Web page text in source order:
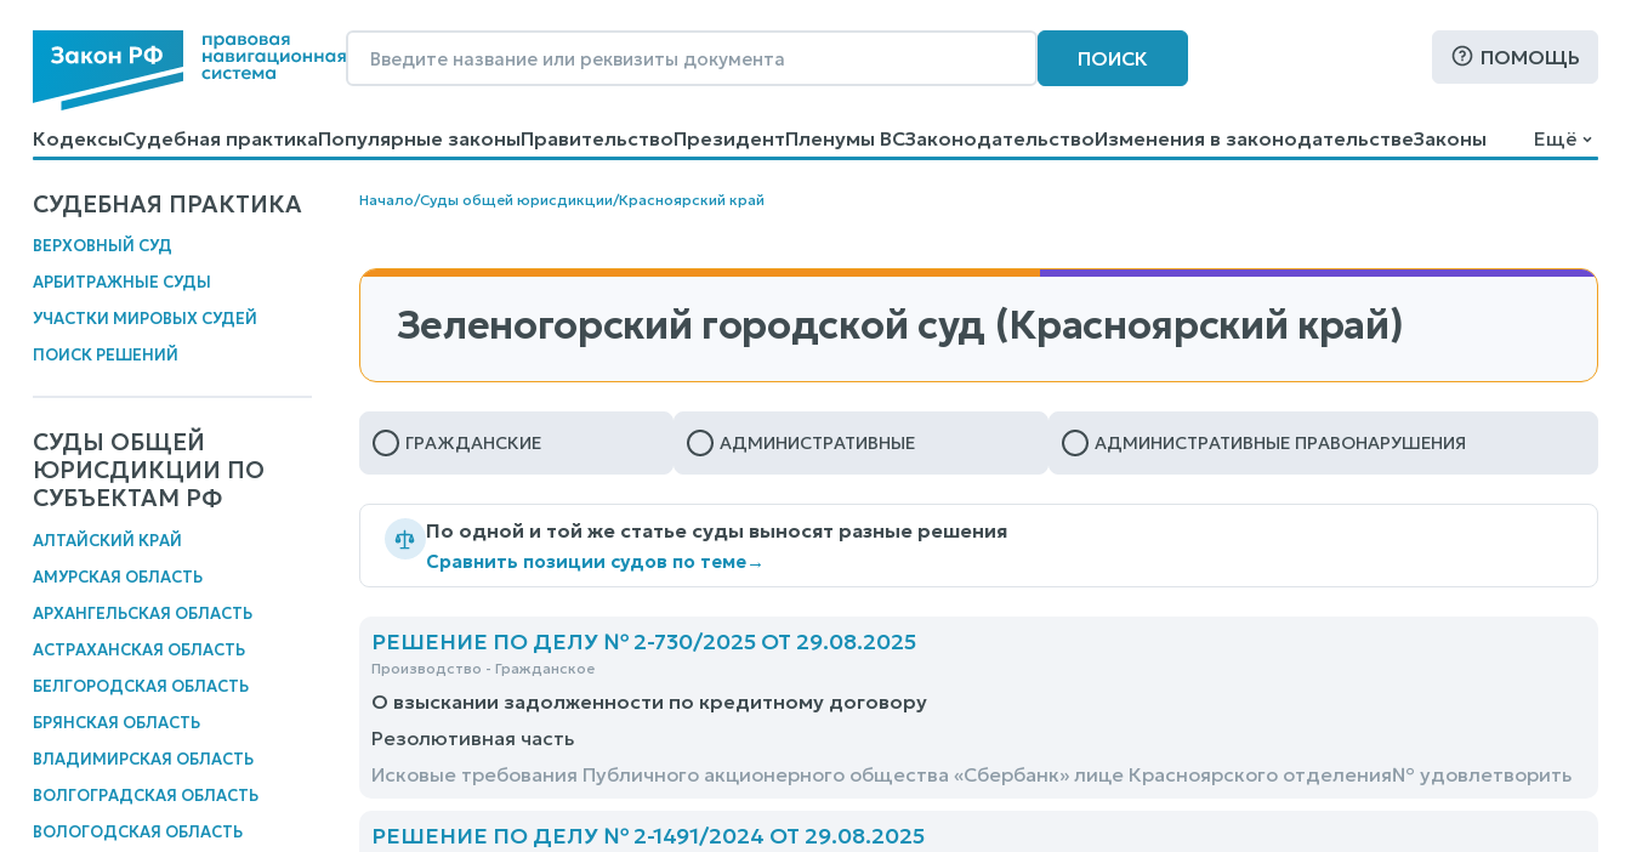
ПОИСК ПОМОЩЬ
КодексыСудебная практикаПопулярные законыПравительствоПрезидентПленумы ВСЗаконодательствоИзменения в законодательствеЗаконы
КалькуляторыСправочные материалыОбразцы договоровКонтактыПомощьПоиск
Ещё
СУДЕБНАЯ ПРАКТИКА
ВЕРХОВНЫЙ СУД
АРБИТРАЖНЫЕ СУДЫ
УЧАСТКИ МИРОВЫХ СУДЕЙ
ПОИСК РЕШЕНИЙ
СУДЫ ОБЩЕЙ
ЮРИСДИКЦИИ ПО
СУБЪЕКТАМ РФ
АЛТАЙСКИЙ КРАЙ
АМУРСКАЯ ОБЛАСТЬ
АРХАНГЕЛЬСКАЯ ОБЛАСТЬ
АСТРАХАНСКАЯ ОБЛАСТЬ
БЕЛГОРОДСКАЯ ОБЛАСТЬ
БРЯНСКАЯ ОБЛАСТЬ
ВЛАДИМИРСКАЯ ОБЛАСТЬ
ВОЛГОГРАДСКАЯ ОБЛАСТЬ
ВОЛОГОДСКАЯ ОБЛАСТЬ
Начало/Суды общей юрисдикции/Красноярский край
Зеленогорский городской суд (Красноярский край)
ГРАЖДАНСКИЕ АДМИНИСТРАТИВНЫЕ АДМИНИСТРАТИВНЫЕ ПРАВОНАРУШЕНИЯ
По одной и той же статье суды выносят разные решения
Сравнить позиции судов по теме→
РЕШЕНИЕ ПО ДЕЛУ № 2-730/2025 ОТ 29.08.2025
Производство - Гражданское
О взыскании задолженности по кредитному договору
Резолютивная часть
Исковые требования Публичного акционерного общества «Сбербанк» лице Красноярского отделения№ удовлетворить
РЕШЕНИЕ ПО ДЕЛУ № 2-1491/2024 ОТ 29.08.2025